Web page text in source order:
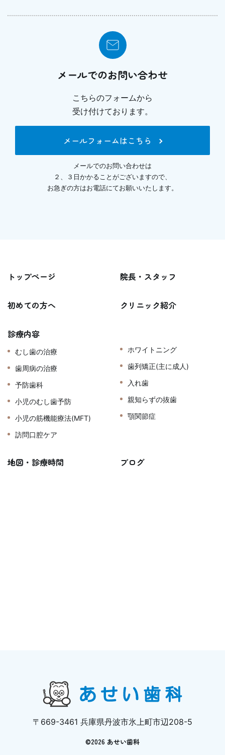
メールでのお問い合わせ
こちらのフォームから
受け付けております。
メールフォームはこちら
メールでのお問い合わせは
２、３日かかることがございますので、
お急ぎの方はお電話にてお願いいたします。
トップページ 院長・スタッフ
初めての方へ クリニック紹介
診療内容
むし歯の治療
歯周病の治療
予防歯科
小児のむし歯予防
小児の筋機能療法(MFT)
訪問口腔ケア
ホワイトニング
歯列矯正(主に成人)
入れ歯
親知らずの抜歯
顎関節症
地図・診療時間 ブログ
〒669-3461 兵庫県丹波市氷上町市辺208-5
©2026 あせい歯科